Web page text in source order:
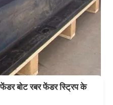
बोट रबर फेंडर स्ट्रिप के